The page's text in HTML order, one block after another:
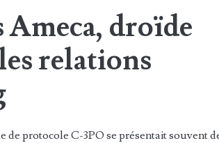
droïde
relations
de protocole C-3PO se présentait souvent